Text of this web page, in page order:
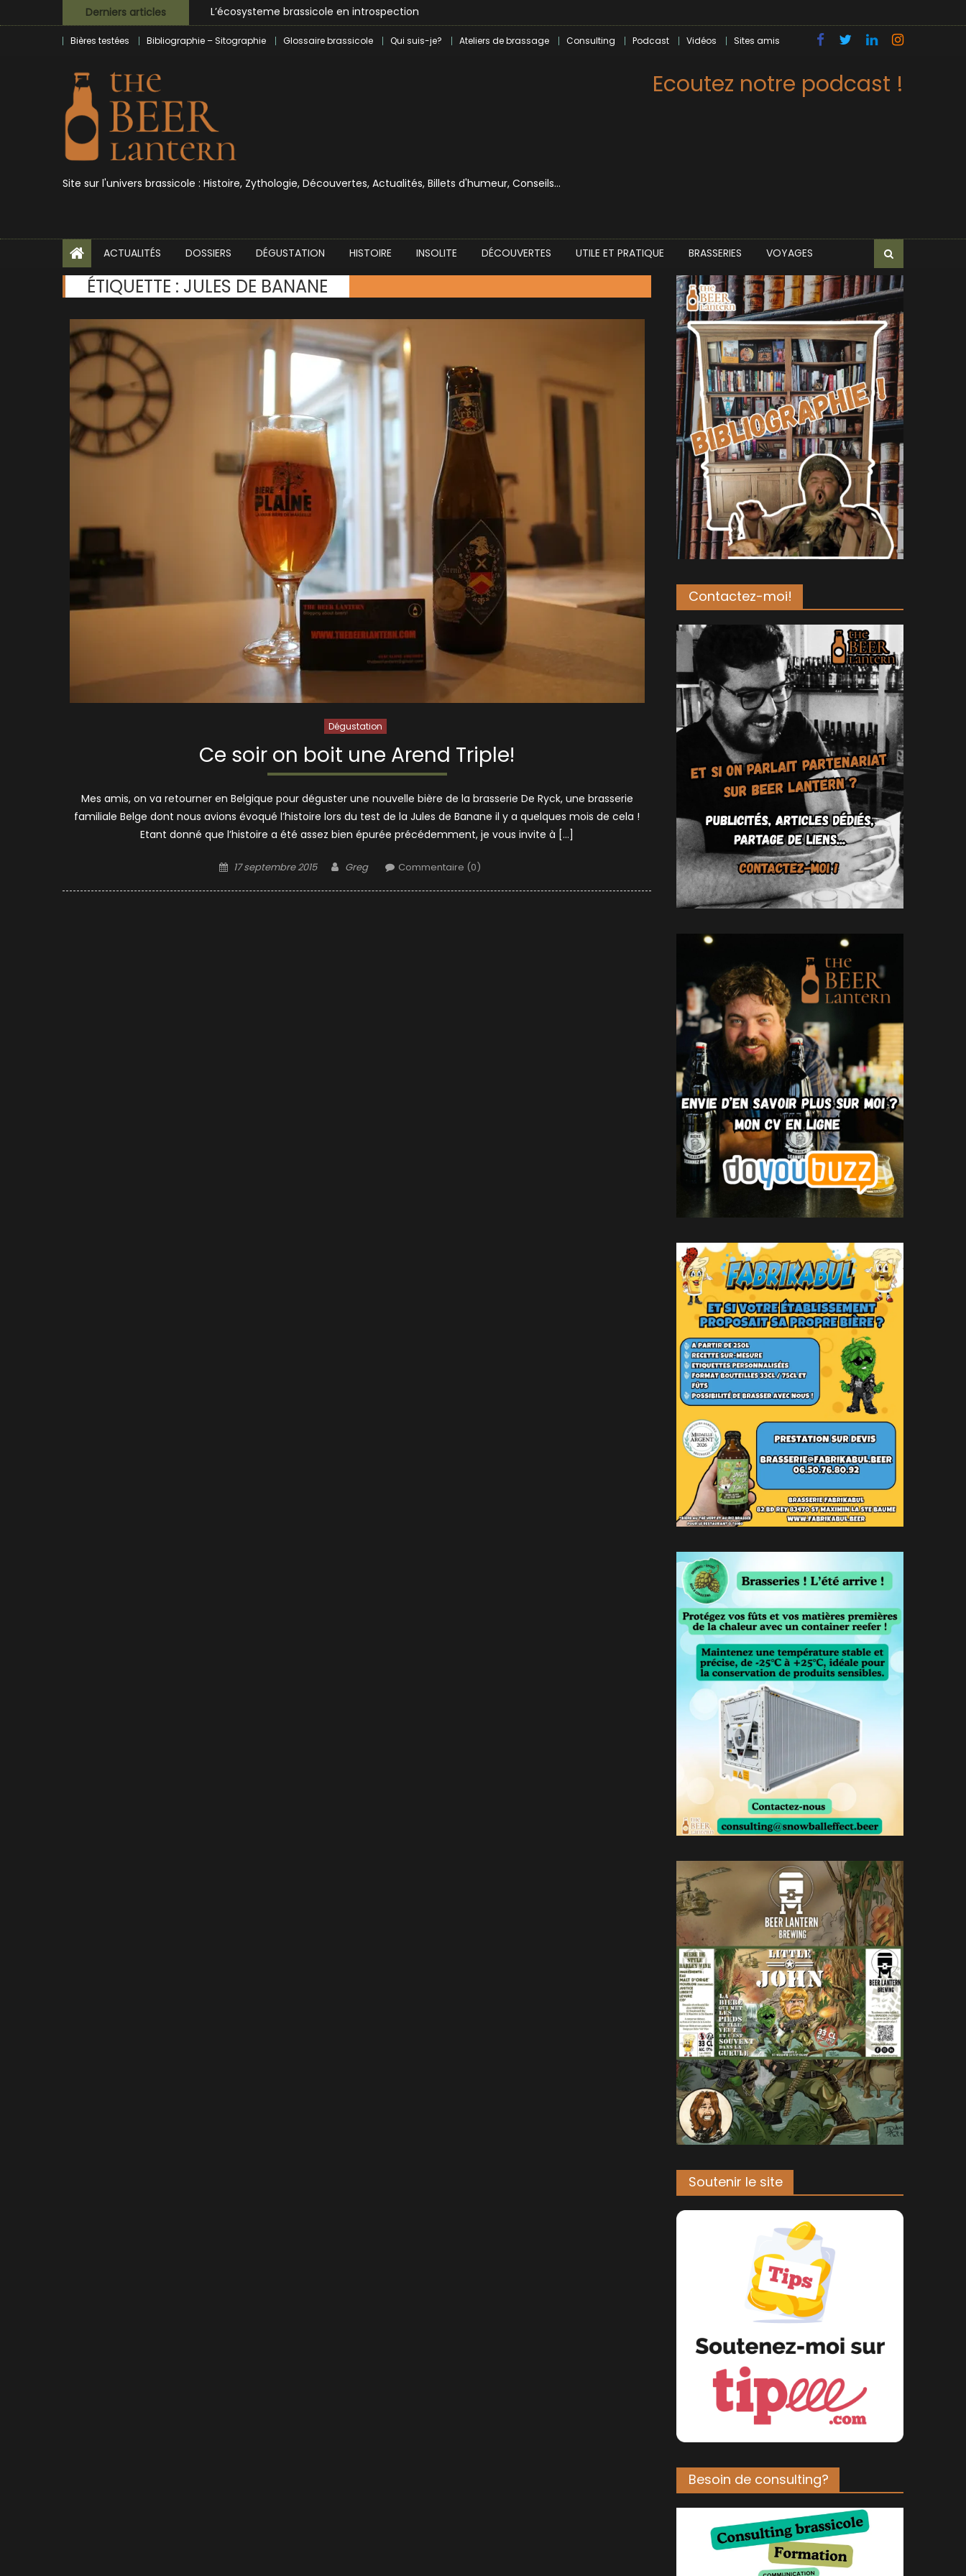
to
Derniers articles
L’écosysteme brassicole en introspection
Zoumaï : pionnier de la révolution craft à Marseille
L’intelligence artificielle dans le milieu brassicole
Bières testées Bibliographie – Sitographie Glossaire brassicole Qui suis-je? Ateliers de brassage Consulting Podcast Vidéos Sites amis
Site sur l'univers brassicole : Histoire, Zythologie, Découvertes, Actualités, Billets d'humeur, Conseils…
Ecoutez notre podcast !
ACTUALITÉS DOSSIERS DÉGUSTATION HISTOIRE INSOLITE DÉCOUVERTES UTILE ET PRATIQUE BRASSERIES VOYAGES
ÉTIQUETTE : JULES DE BANANE
Dégustation
Ce soir on boit une Arend Triple!
Mes amis, on va retourner en Belgique pour déguster une nouvelle bière de la brasserie De Ryck, une brasserie
familiale Belge dont nous avions évoqué l’histoire lors du test de la Jules de Banane il y a quelques mois de cela !
Etant donné que l’histoire a été assez bien épurée précédemment, je vous invite à […]
Posted
17 septembre 2015 Author
Greg Commentaire (0)
Contactez-moi!
Soutenir le site
Besoin de consulting?